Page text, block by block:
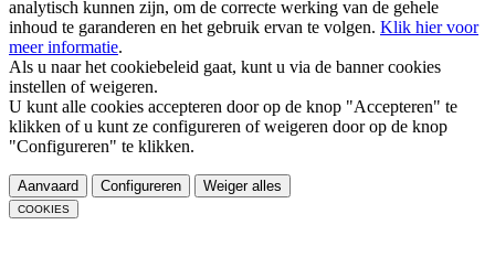
analytisch kunnen zijn, om de correcte werking van de gehele
inhoud te garanderen en het gebruik ervan te volgen. Klik hier voor
meer informatie.
Als u naar het cookiebeleid gaat, kunt u via de banner cookies
instellen of weigeren.
U kunt alle cookies accepteren door op de knop "Accepteren" te
klikken of u kunt ze configureren of weigeren door op de knop
"Configureren" te klikken.
Aanvaard Configureren Weiger alles
COOKIES